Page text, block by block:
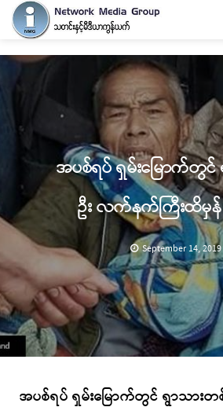
အပစ်ရပ် ရှမ်းမြောက်တွ
ဦး လက်နက်ကြီးထိမှ
September 14, 2019
အပစ်ရပ် ရှမ်းမြောက်တွင် ရွာသား